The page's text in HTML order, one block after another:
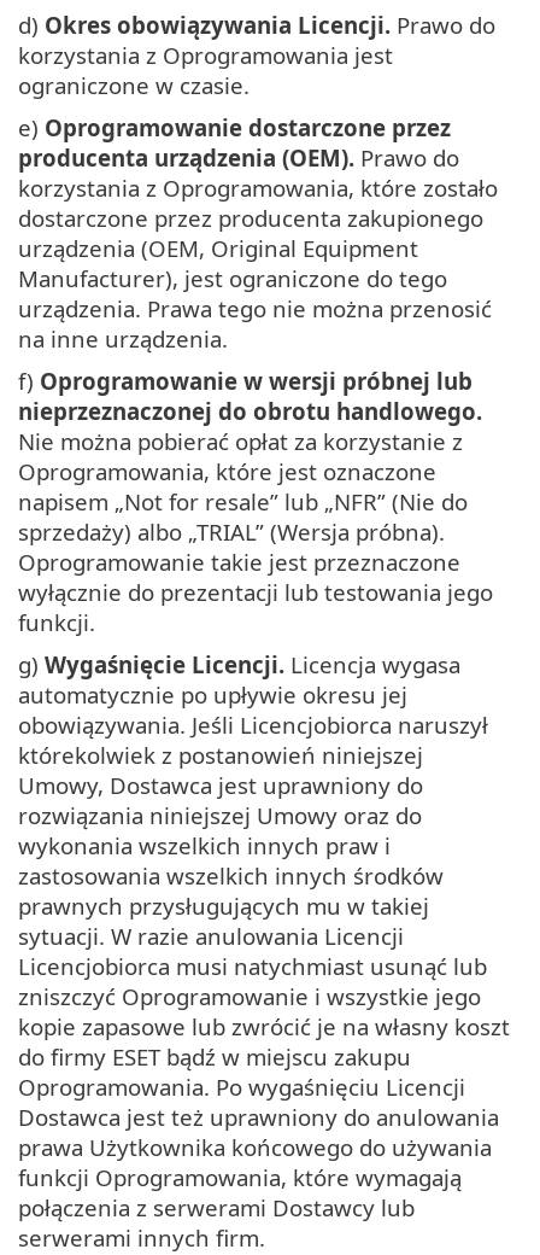
d) Okres obowiązywania Licencji. Prawo do
korzystania z Oprogramowania jest
ograniczone w czasie.
e) Oprogramowanie dostarczone przez
producenta urządzenia (OEM). Prawo do
korzystania z Oprogramowania, które zostało
dostarczone przez producenta zakupionego
urządzenia (OEM, Original Equipment
Manufacturer), jest ograniczone do tego
urządzenia. Prawa tego nie można przenosić
na inne urządzenia.
f) Oprogramowanie w wersji próbnej lub
nieprzeznaczonej do obrotu handlowego.
Nie można pobierać opłat za korzystanie z
Oprogramowania, które jest oznaczone
napisem „Not for resale” lub „NFR” (Nie do
sprzedaży) albo „TRIAL” (Wersja próbna).
Oprogramowanie takie jest przeznaczone
wyłącznie do prezentacji lub testowania jego
funkcji.
g) Wygaśnięcie Licencji. Licencja wygasa
automatycznie po upływie okresu jej
obowiązywania. Jeśli Licencjobiorca naruszył
którekolwiek z postanowień niniejszej
Umowy, Dostawca jest uprawniony do
rozwiązania niniejszej Umowy oraz do
wykonania wszelkich innych praw i
zastosowania wszelkich innych środków
prawnych przysługujących mu w takiej
sytuacji. W razie anulowania Licencji
Licencjobiorca musi natychmiast usunąć lub
zniszczyć Oprogramowanie i wszystkie jego
kopie zapasowe lub zwrócić je na własny koszt
do firmy ESET bądź w miejscu zakupu
Oprogramowania. Po wygaśnięciu Licencji
Dostawca jest też uprawniony do anulowania
prawa Użytkownika końcowego do używania
funkcji Oprogramowania, które wymagają
połączenia z serwerami Dostawcy lub
serwerami innych firm.